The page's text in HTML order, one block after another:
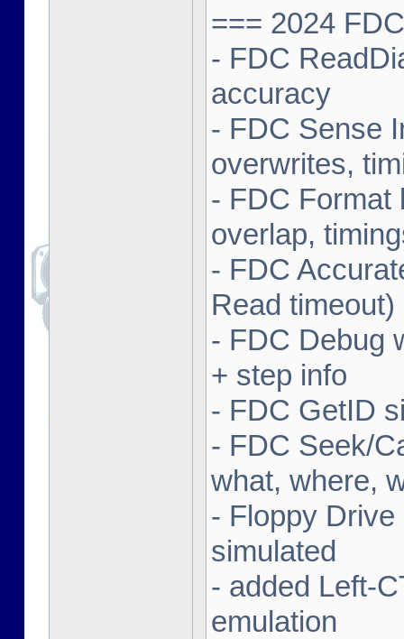
=== 2024
- FDC
accuracy
- FDC Sense
overwrites,
- FDC Format
overlap,
- FDC
Read timeout)
- FDC Debug
+ step info
- FDC GetID
- FDC Seek/
what, where,
- Floppy
simulated
- added Left-
emulation